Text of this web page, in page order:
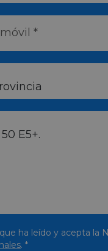
*
ha leído y acepta la
. *